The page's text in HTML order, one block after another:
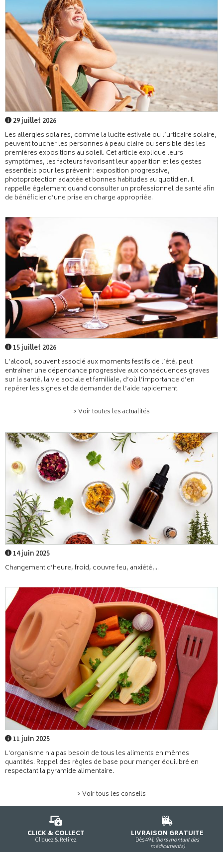
29 juillet 2026
Les allergies solaires, comme la lucite estivale ou l’urticaire solaire,
peuvent toucher les personnes à peau claire ou sensible dès les
premières expositions au soleil. Cet article explique leurs
symptômes, les facteurs favorisant leur apparition et les gestes
essentiels pour les prévenir : exposition progressive,
photoprotection adaptée et bonnes habitudes au quotidien. Il
rappelle également quand consulter un professionnel de santé afin
de bénéficier d’une prise en charge appropriée.
15 juillet 2026
L’alcool, souvent associé aux moments festifs de l’été, peut
entraîner une dépendance progressive aux conséquences graves
sur la santé, la vie sociale et familiale, d’où l’importance d’en
repérer les signes et de demander de l’aide rapidement.
> Voir toutes les actualités
14 juin 2025
Changement d’heure, froid, couvre feu, anxiété,...
11 juin 2025
L'organisme n'a pas besoin de tous les aliments en mêmes
quantités. Rappel des règles de base pour manger équilibré en
respectant la pyramide alimentaire.
> Voir tous les conseils
CLICK & COLLECT
Cliquez & Retirez
LIVRAISON GRATUITE
Dès 49€ (hors montant des
médicaments)